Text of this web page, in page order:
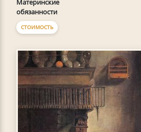
обязанности
СТОИМОСТЬ